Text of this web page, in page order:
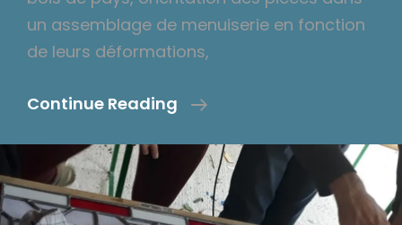
un assemblage de menuiserie en fonction
de leurs déformations,
Continue Reading
STAGE
AU
CHÂTEAU
DE